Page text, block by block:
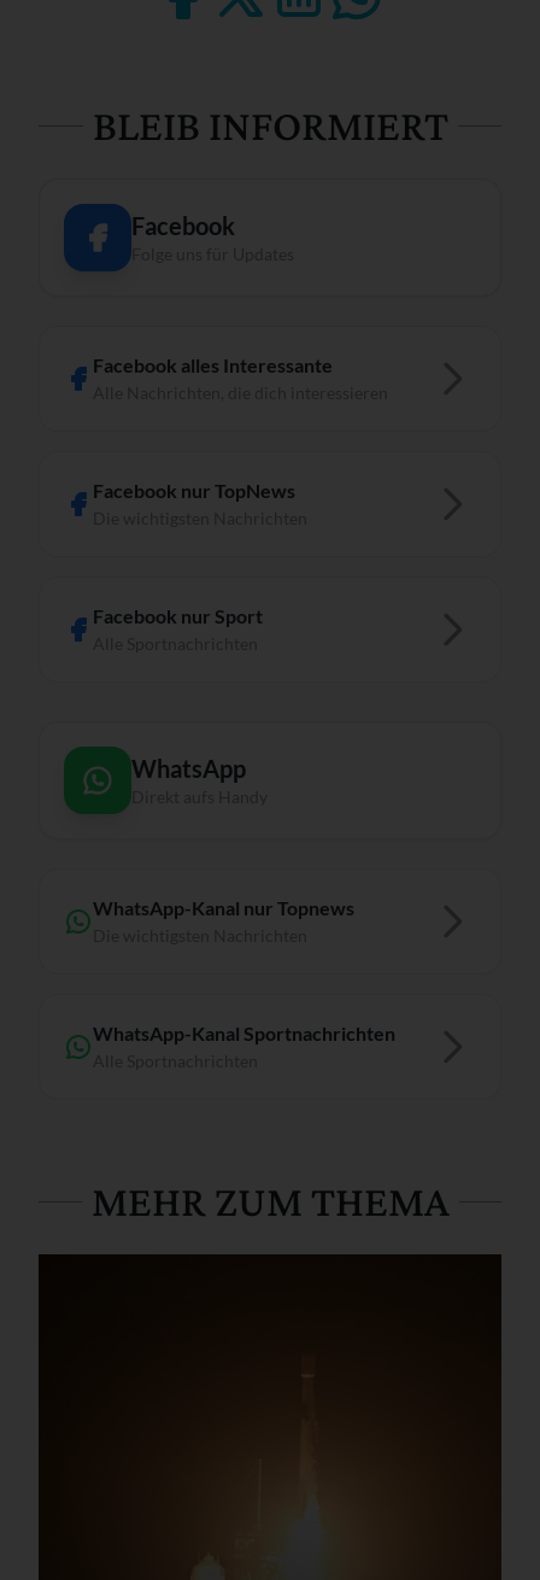
BLEIB INFORMIERT
Facebook
Facebook alles Interessante
Facebook nur TopNews
Facebook nur Sport
WhatsApp
WhatsApp-Kanal nur Topnews
WhatsApp-Kanal Sportnachrichten
MEHR ZUM THEMA